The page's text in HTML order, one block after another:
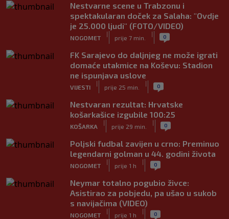
Nestvarne scene u Trabzonu i
spektakularan doček za Salaha: "Ovdje
je 25.000 ljudi" (FOTO/VIDEO)
NOGOMET
|
prije 7 min.
| 0
FK Sarajevo do daljnjeg ne može igrati
domaće utakmice na Koševu: Stadion
ne ispunjava uslove
VIJESTI
|
prije 25 min.
| 0
Nestvaran rezultat: Hrvatske
košarkašice izgubile 100:25
KOŠARKA
|
prije 29 min.
| 0
Poljski fudbal zavijen u crno: Preminuo
legendarni golman u 44. godini života
NOGOMET
|
prije 1 h
| 0
Neymar totalno pogubio živce:
Asistirao za pobjedu, pa ušao u sukob
s navijačima (VIDEO)
NOGOMET
|
prije 1 h
| 0